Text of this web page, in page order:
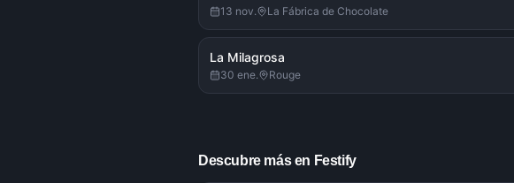
13 nov. La Fábrica de Chocolate
La Milagrosa
30 ene. Rouge
Descubre más en Festify